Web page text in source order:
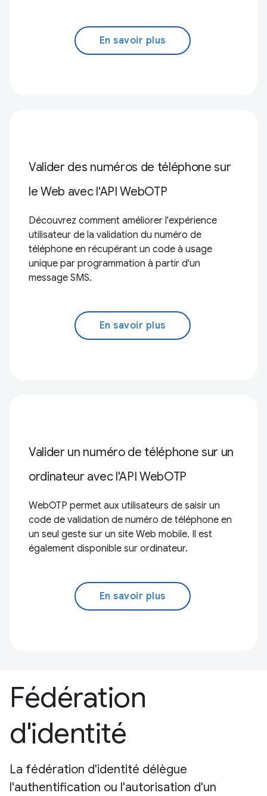
En savoir plus
Valider des numéros de téléphone sur
le Web avec l'API WebOTP
Découvrez comment améliorer l'expérience
utilisateur de la validation du numéro de
téléphone en récupérant un code à usage
unique par programmation à partir d'un
message SMS.
En savoir plus
Valider un numéro de téléphone sur un
ordinateur avec l'API WebOTP
WebOTP permet aux utilisateurs de saisir un
code de validation de numéro de téléphone en
un seul geste sur un site Web mobile. Il est
également disponible sur ordinateur.
En savoir plus
Fédération
d'identité
La fédération d'identité délègue
l'authentification ou l'autorisation d'un